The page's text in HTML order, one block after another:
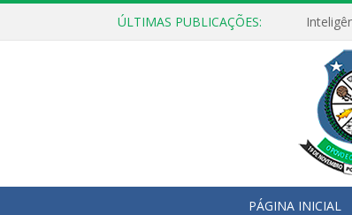
ÚLTIMAS PUBLICAÇÕES:
PÁGINA INICIAL